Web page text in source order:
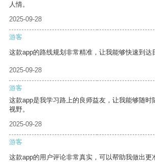
人情。
2025-09-28
游客
这款app的路线规划非常精准，让我能够快速到达
2025-09-28
游客
这款app是我学习路上的良师益友，让我能够随时
视野。
2025-09-28
游客
这款app的用户评论非常真实，可以帮助我做出更